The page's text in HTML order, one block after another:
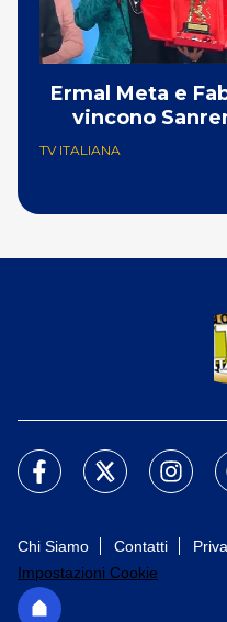
Ermal Meta e
vincono
TV ITALIANA
Chi Siamo Contatti
Impostazioni Cookie